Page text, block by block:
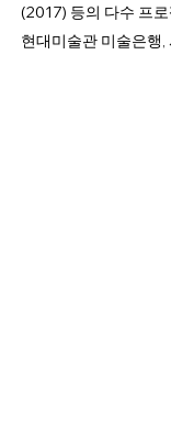
(2017) 등의 다수 프
현대미술관 미술은행